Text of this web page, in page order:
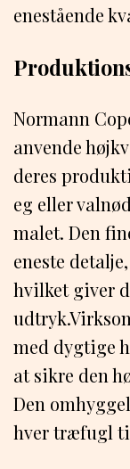
enestående
Normann
anvende
deres
eg eller
malet. Den
eneste
hvilket giver
med dygtige
at sikre den
Den
hver træfugl